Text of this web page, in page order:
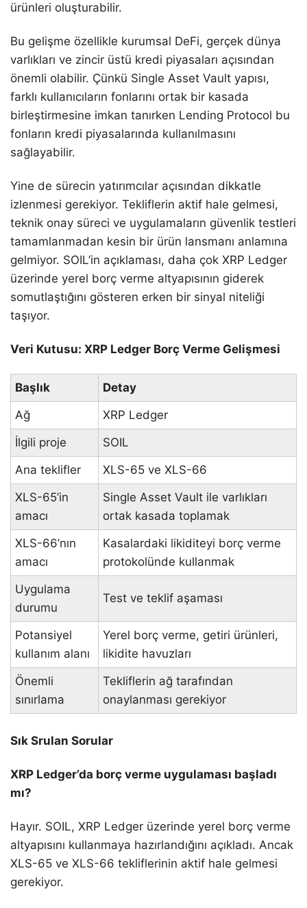
ürünleri oluşturabilir.
Bu gelişme özellikle kurumsal DeFi, gerçek dünya
varlıkları ve zincir üstü kredi piyasaları açısından
önemli olabilir. Çünkü Single Asset Vault yapısı,
farklı kullanıcıların fonlarını ortak bir kasada
birleştirmesine imkan tanırken Lending Protocol bu
fonların kredi piyasalarında kullanılmasını
sağlayabilir.
Yine de sürecin yatırımcılar açısından dikkatle
izlenmesi gerekiyor. Tekliflerin aktif hale gelmesi,
teknik onay süreci ve uygulamaların güvenlik testleri
tamamlanmadan kesin bir ürün lansmanı anlamına
gelmiyor. SOIL’in açıklaması, daha çok XRP Ledger
üzerinde yerel borç verme altyapısının giderek
somutlaştığını gösteren erken bir sinyal niteliği
taşıyor.
Veri Kutusu: XRP Ledger Borç Verme Gelişmesi
Başlık
Detay
Ağ
XRP Ledger
İlgili proje
SOIL
Ana teklifler
XLS-65 ve XLS-66
XLS-65’in
amacı
Single Asset Vault ile varlıkları
ortak kasada toplamak
XLS-66’nın
amacı
Kasalardaki likiditeyi borç verme
protokolünde kullanmak
Uygulama
durumu
Test ve teklif aşaması
Potansiyel
kullanım alanı
Yerel borç verme, getiri ürünleri,
likidite havuzları
Önemli
sınırlama
Tekliflerin ağ tarafından
onaylanması gerekiyor
Sık Srulan Sorular
XRP Ledger’da borç verme uygulaması başladı
mı?
Hayır. SOIL, XRP Ledger üzerinde yerel borç verme
altyapısını kullanmaya hazırlandığını açıkladı. Ancak
XLS-65 ve XLS-66 tekliflerinin aktif hale gelmesi
gerekiyor.